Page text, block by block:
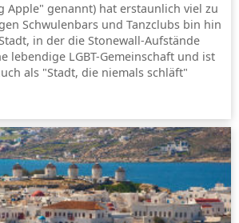
Apple" genannt) hat erstaunlich viel zu
Schwulenbars und Tanzclubs bin hin
in der die Stonewall-Aufstände
lebendige LGBT-Gemeinschaft und ist
als "Stadt, die niemals schläft"